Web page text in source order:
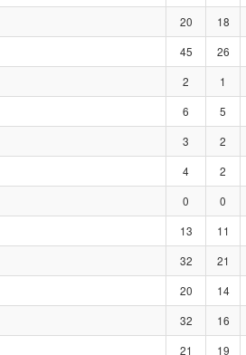
20 18
45 26
2 1
6 5
3 2
4 2
0 0
13 11
32 21
20 14
32 16
21 19